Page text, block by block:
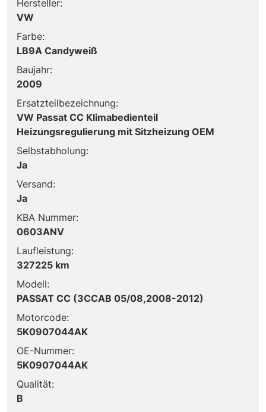
Hersteller:
VW
Farbe:
LB9A Candyweiß
Baujahr:
2009
Ersatzteilbezeichnung:
VW Passat CC Klimabedienteil
Heizungsregulierung mit Sitzheizung OEM
Selbstabholung:
Ja
Versand:
Ja
KBA Nummer:
0603ANV
Laufleistung:
327225 km
Modell:
PASSAT CC (3CCAB 05/08,2008-2012)
Motorcode:
5K0907044AK
OE-Nummer:
5K0907044AK
Qualität:
B